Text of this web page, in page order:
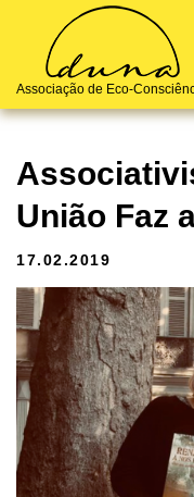
Associação de Eco-
Notícias Terra de
União Faz
17.02.2019